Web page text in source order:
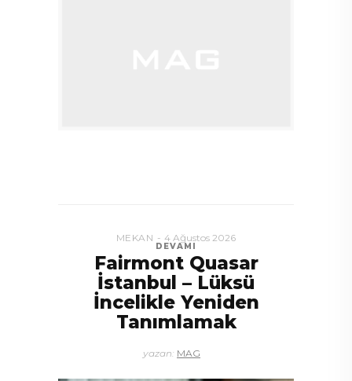
DEVAMI
MEKAN 4 Ağustos 2026
Fairmont Quasar
İstanbul – Lüksü
İncelikle Yeniden
Tanımlamak
yazan: MAG